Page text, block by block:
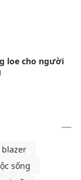
loe cho người
blazer
sống